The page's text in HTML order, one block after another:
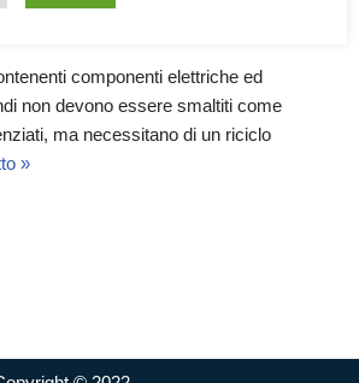
componenti elettriche ed
non devono essere smaltiti come
ma necessitano di un riciclo
»